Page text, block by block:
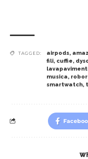
TAGGED: airpods,
fili, cuffie,
musica,
smartwatch,